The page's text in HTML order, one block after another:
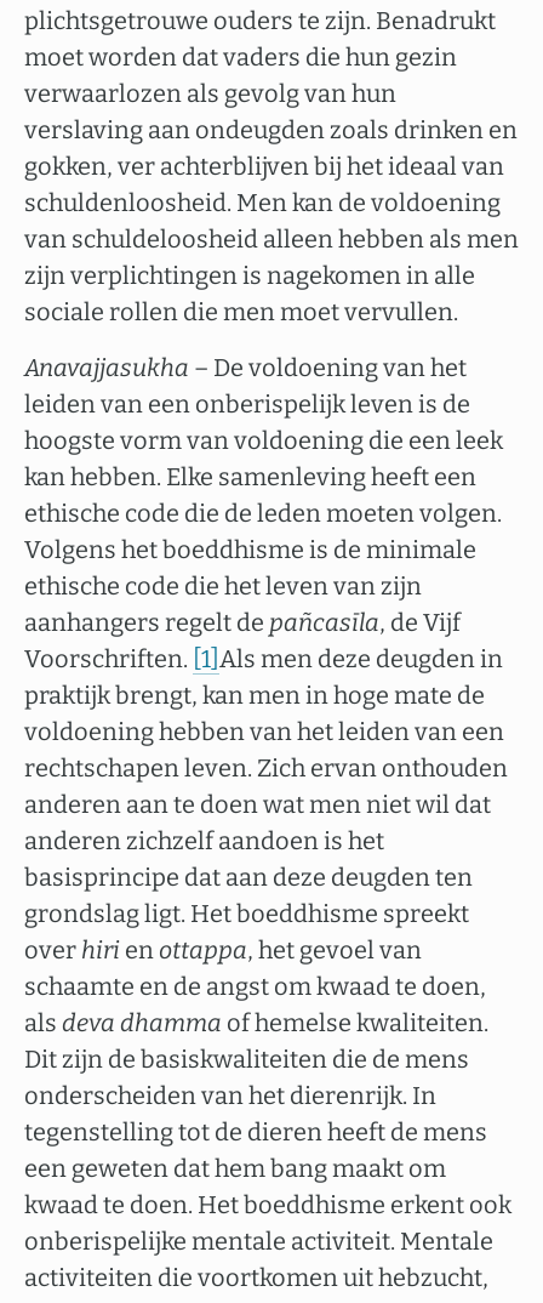
plichtsgetrouwe ouders te zijn. Benadrukt
moet worden dat vaders die hun gezin
verwaarlozen als gevolg van hun
verslaving aan ondeugden zoals drinken en
gokken, ver achterblijven bij het ideaal van
schuldenloosheid. Men kan de voldoening
van schuldeloosheid alleen hebben als men
zijn verplichtingen is nagekomen in alle
sociale rollen die men moet vervullen.
Anavajjasukha – De voldoening van het
leiden van een onberispelijk leven is de
hoogste vorm van voldoening die een leek
kan hebben. Elke samenleving heeft een
ethische code die de leden moeten volgen.
Volgens het boeddhisme is de minimale
ethische code die het leven van zijn
aanhangers regelt de pañcasīla, de Vijf
Voorschriften. [1]Als men deze deugden in
praktijk brengt, kan men in hoge mate de
voldoening hebben van het leiden van een
rechtschapen leven. Zich ervan onthouden
anderen aan te doen wat men niet wil dat
anderen zichzelf aandoen is het
basisprincipe dat aan deze deugden ten
grondslag ligt. Het boeddhisme spreekt
over hiri en ottappa, het gevoel van
schaamte en de angst om kwaad te doen,
als deva dhamma of hemelse kwaliteiten.
Dit zijn de basiskwaliteiten die de mens
onderscheiden van het dierenrijk. In
tegenstelling tot de dieren heeft de mens
een geweten dat hem bang maakt om
kwaad te doen. Het boeddhisme erkent ook
onberispelijke mentale activiteit. Mentale
activiteiten die voortkomen uit hebzucht,